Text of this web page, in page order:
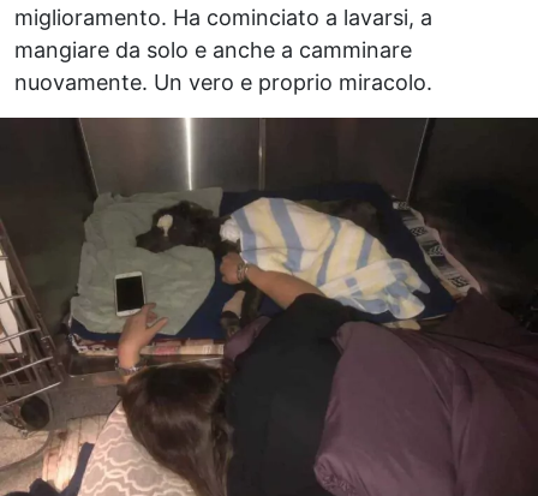
miglioramento. Ha cominciato a lavarsi, a
mangiare da solo e anche a camminare
nuovamente. Un vero e proprio miracolo.